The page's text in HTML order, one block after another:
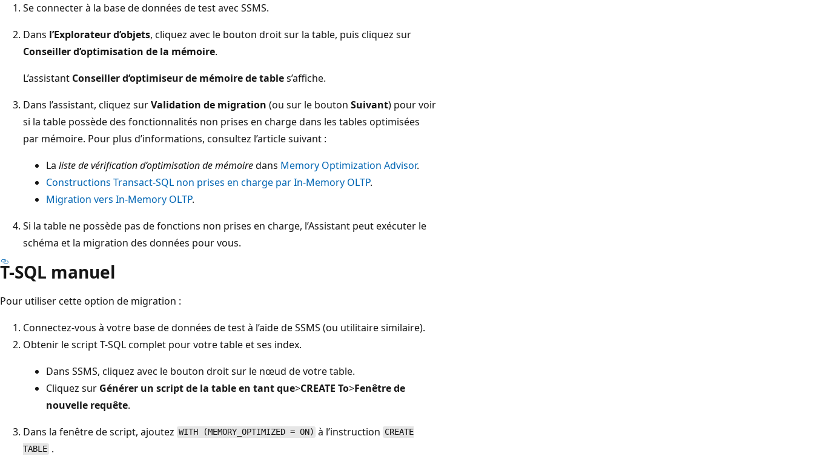
Se connecter à la base de données de test avec SSMS.
Dans l’Explorateur d’objets, cliquez avec le bouton droit sur la table, puis cliquez sur
Conseiller d’optimisation de la mémoire.
L’assistant Conseiller d’optimiseur de mémoire de tables’affiche.
Dans l’assistant, cliquez surValidation de migration (ou sur le bouton Suivant) pour voir
si la table possède des fonctionnalités non prises en charge dans les tables optimisées
par mémoire. Pour plus d’informations, consultez l’article suivant :
La liste de vérification d’optimisation de mémoiredans Memory Optimization Advisor.
Constructions Transact-SQL non prises en charge par In-Memory OLTP.
Migration vers In-Memory OLTP.
Si la table ne possède pas de fonctions non prises en charge, l’Assistant peut exécuter le
schéma et la migration des données pour vous.
T-SQL manuel
Pour utiliser cette option de migration :
Connectez-vous à votre base de données de test à l’aide de SSMS (ou utilitaire similaire).
Obtenir le script T-SQL complet pour votre table et ses index.
Dans SSMS, cliquez avec le bouton droit sur le nœud de votre table.
Cliquez sur Générer un script de la table en tant que>CREATE To>Fenêtre de
nouvelle requête.
Dans la fenêtre de script, ajoutez WITH (MEMORY_OPTIMIZED = ON) à l’instruction CREATE
TABLE .